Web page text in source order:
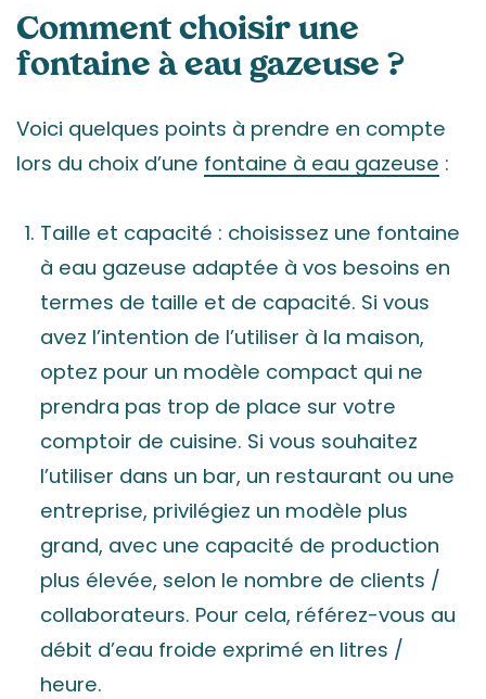
Comment choisir une
fontaine à eau gazeuse ?
Voici quelques points à prendre en compte
lors du choix d’une fontaine à eau gazeuse :
Taille et capacité : choisissez une fontaine
à eau gazeuse adaptée à vos besoins en
termes de taille et de capacité. Si vous
avez l’intention de l’utiliser à la maison,
optez pour un modèle compact qui ne
prendra pas trop de place sur votre
comptoir de cuisine. Si vous souhaitez
l’utiliser dans un bar, un restaurant ou une
entreprise, privilégiez un modèle plus
grand, avec une capacité de production
plus élevée, selon le nombre de clients /
collaborateurs. Pour cela, référez-vous au
débit d’eau froide exprimé en litres /
heure.